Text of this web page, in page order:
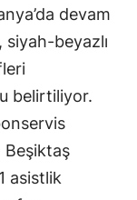
devam
siyah-beyazlı
belirtiliyor.
Beşiktaş
asistlik